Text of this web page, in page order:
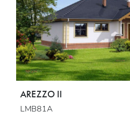
AREZZO II
LMB81A